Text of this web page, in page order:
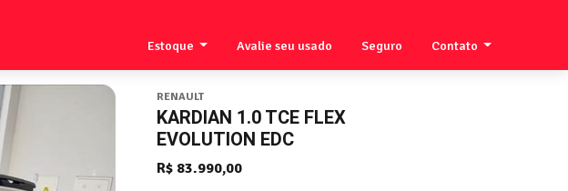
Estoque Avalie seu usado Seguro Contato
RENAULT
KARDIAN 1.0 TCE FLEX
EVOLUTION EDC
R$ 83.990,00